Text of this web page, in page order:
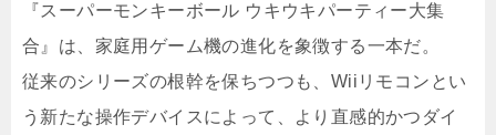
『スーパーモンキーボール ウキウキパーティー大集
合』は、家庭用ゲーム機の進化を象徴する一本だ。
従来のシリーズの根幹を保ちつつも、Wiiリモコンとい
う新たな操作デバイスによって、より直感的かつダイ